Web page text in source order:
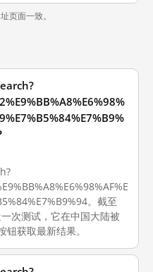
页面一致。
。截至
次测试，它在中国大陆被
钮获取最新结果。